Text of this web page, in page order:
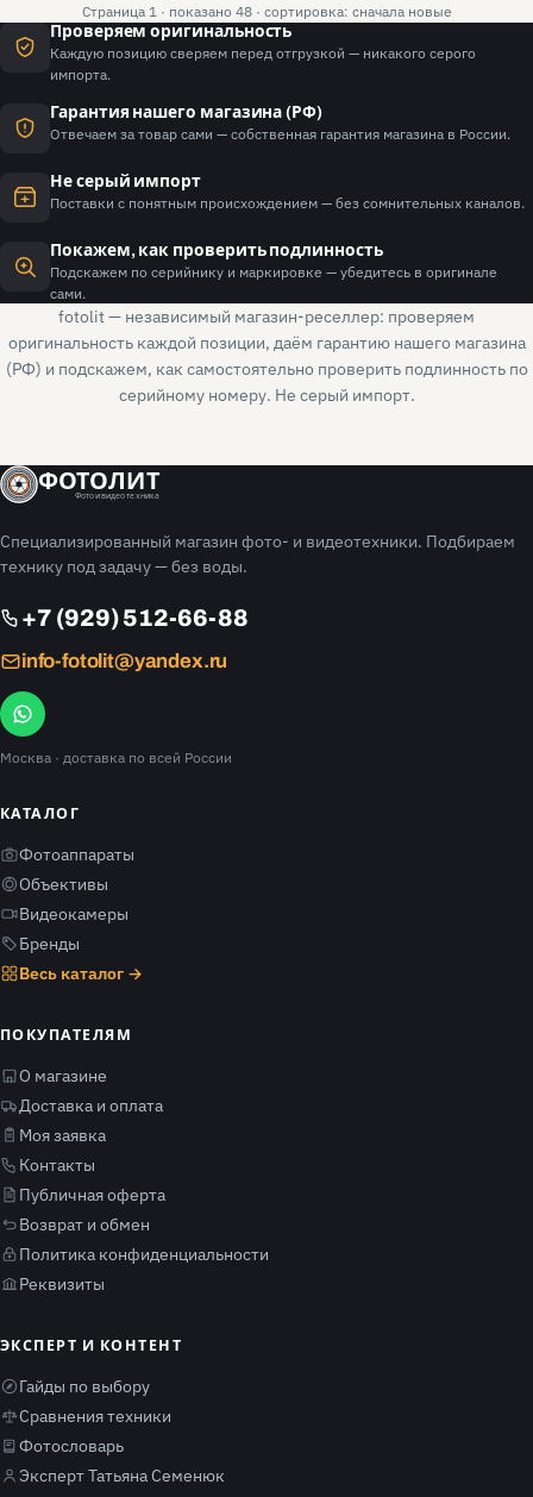
Страница 1 · показано 48 · сортировка: сначала новые
Проверяем оригинальность
Каждую позицию сверяем перед отгрузкой — никакого серого
импорта.
Гарантия нашего магазина (РФ)
Отвечаем за товар сами — собственная гарантия магазина в России.
Не серый импорт
Поставки с понятным происхождением — без сомнительных каналов.
Покажем, как проверить подлинность
Подскажем по серийнику и маркировке — убедитесь в оригинале
сами.
fotolit — независимый магазин-реселлер: проверяем
оригинальность каждой позиции, даём гарантию нашего магазина
(РФ) и подскажем, как самостоятельно проверить подлинность по
серийному номеру. Не серый импорт.
ФОТОЛИТ
Фото и видео техника
Специализированный магазин фото- и видеотехники. Подбираем
технику под задачу — без воды.
+7 (929) 512-66-88
info-fotolit@yandex.ru
Москва · доставка по всей России
КАТАЛОГ
Фотоаппараты
Объективы
Видеокамеры
Бренды
Весь каталог →
ПОКУПАТЕЛЯМ
О магазине
Доставка и оплата
Моя заявка
Контакты
Публичная оферта
Возврат и обмен
Политика конфиденциальности
Реквизиты
ЭКСПЕРТ И КОНТЕНТ
Гайды по выбору
Сравнения техники
Фотословарь
Эксперт Татьяна Семенюк